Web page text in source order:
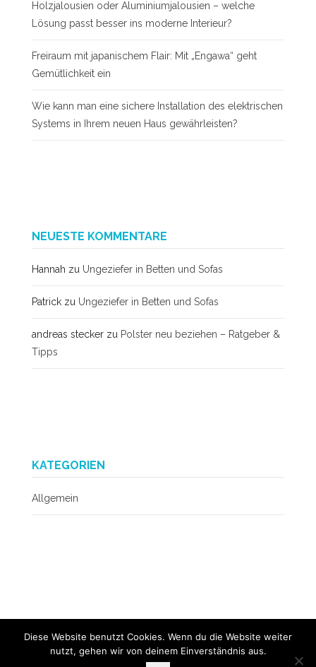
Holzjalousien oder Aluminiumjalousien – welche
Lösung passt besser ins moderne Interieur?
Freiraum mit japanischem Flair: Mit „Engawa“ geht
Gemütlichkeit ein
Wie kann man eine sichere Installation des elektrischen
Systems in Ihrem neuen Haus gewährleisten?
NEUESTE KOMMENTARE
Hannah zu Ungeziefer in Betten und Sofas
Patrickzu Ungeziefer in Betten und Sofas
andreas steckerzu Polster neu beziehen – Ratgeber &
Tipps
KATEGORIEN
Allgemein
Diese Website benutzt Cookies. Wenn du die Website weiter
nutzt, gehen wir von deinem Einverständnis aus.